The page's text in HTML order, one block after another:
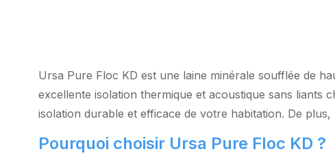
Ursa Pure Floc KD est une laine minérale soufflée de
excellente isolation thermique et acoustique sans liants
isolation durable et efficace de votre habitation. De plus,
Pourquoi choisir Ursa Pure Floc KD ?